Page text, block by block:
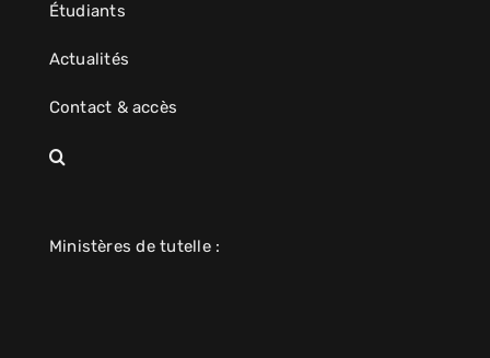
Étudiants
Actualités
Contact & accès
Ministères de tutelle :